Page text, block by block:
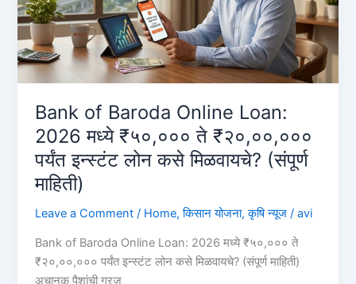
(PMEGP
लोन
प्रक्रिया
२०२६)
Personal
Loan
on
Aadhar
Card
Bank of Baroda Online Loan:
2026 मध्ये ₹५०,००० ते ₹२०,००,०००
पर्यंत इन्स्टंट लोन कसे मिळवायचे? (संपूर्ण
माहिती)
Leave a Comment / Home,किसान योजना,कृषि न्यूज /avi
Bank of Baroda Online Loan: 2026 मध्ये ₹५०,००० ते
₹२०,००,००० पर्यंत इन्स्टंट लोन कसे मिळवायचे? (संपूर्ण माहिती)
अचानक पैशांची गरज